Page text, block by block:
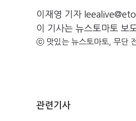
이재영 기자
이 기사는 뉴스토마토 보
ⓒ 맛있는 뉴스토마토, 무단
관련기사